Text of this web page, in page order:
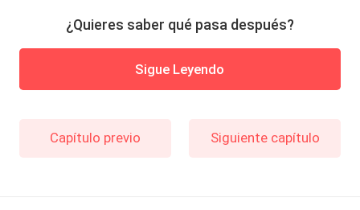
¿Quieres saber qué pasa después?
Sigue Leyendo
Capítulo previo Siguiente capítulo